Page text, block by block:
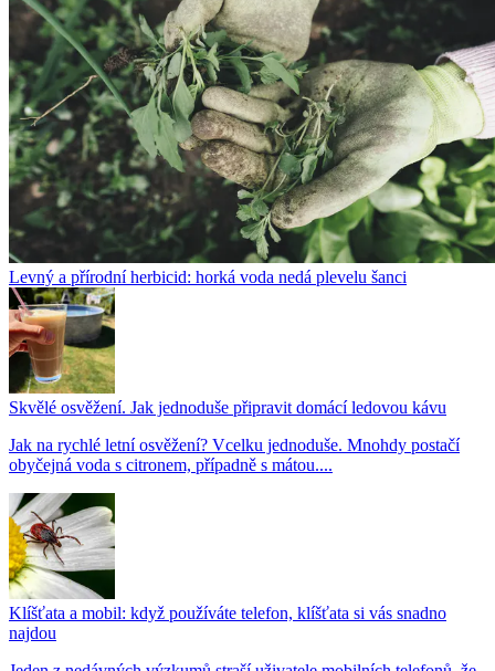
Levný a přírodní herbicid: horká voda nedá plevelu šanci
Skvělé osvěžení. Jak jednoduše připravit domácí ledovou kávu
Jak na rychlé letní osvěžení? Vcelku jednoduše. Mnohdy postačí
obyčejná voda s citronem, případně s mátou....
Klíšťata a mobil: když používáte telefon, klíšťata si vás snadno
najdou